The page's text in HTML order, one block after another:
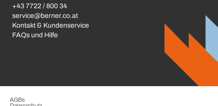
+43 7722 / 800 34
service@berner.co.at
Kontakt & Kundenservice
FAQs und Hilfe
AGBs